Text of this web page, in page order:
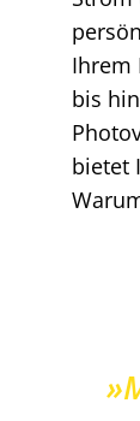
Ihrem
bis
bietet